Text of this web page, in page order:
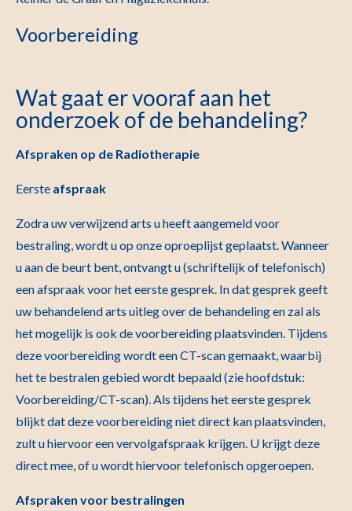
Voorbereiding
Wat gaat er vooraf aan het
onderzoek of de behandeling?
Afspraken op de Radiotherapie
Eerste afspraak
Zodra uw verwijzend arts u heeft aangemeld voor
bestraling, wordt u op onze oproeplijst geplaatst. Wanneer
u aan de beurt bent, ontvangt u (schriftelijk of telefonisch)
een afspraak voor het eerste gesprek. In dat gesprek geeft
uw behandelend arts uitleg over de behandeling en zal als
het mogelijk is ook de voorbereiding plaatsvinden. Tijdens
deze voorbereiding wordt een CT-scan gemaakt, waarbij
het te bestralen gebied wordt bepaald (zie hoofdstuk:
Voorbereiding/CT-scan). Als tijdens het eerste gesprek
blijkt dat deze voorbereiding niet direct kan plaatsvinden,
zult u hiervoor een vervolgafspraak krijgen. U krijgt deze
direct mee, of u wordt hiervoor telefonisch opgeroepen.
Afspraken voor bestralingen